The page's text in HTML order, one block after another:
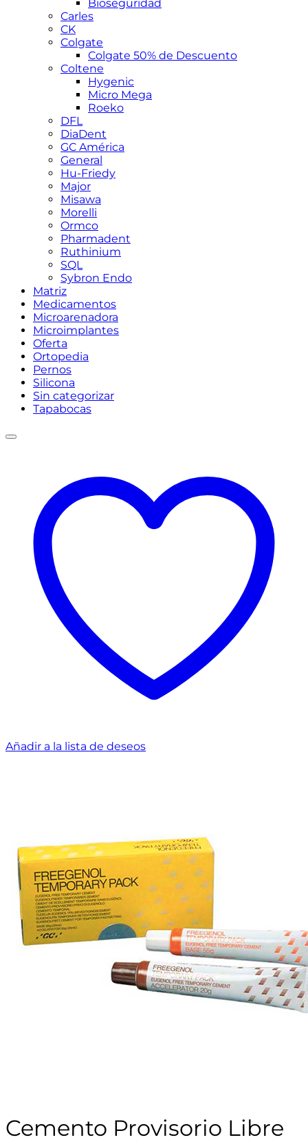
Bioseguridad
Carles
CK
Colgate
Colgate 50% de Descuento
Coltene
Hygenic
Micro Mega
Roeko
DFL
DiaDent
GC América
General
Hu-Friedy
Major
Misawa
Morelli
Ormco
Pharmadent
Ruthinium
SQL
Sybron Endo
Matriz
Medicamentos
Microarenadora
Microimplantes
Oferta
Ortopedia
Pernos
Silicona
Sin categorizar
Tapabocas
Añadir a la lista de deseos
Cemento Provisorio Libre